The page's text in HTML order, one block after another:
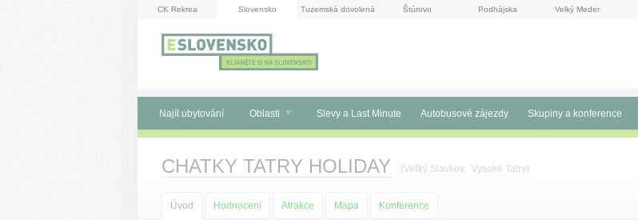
CK Rekrea Slovensko Tuzemská dovolená Štúrovo Podhájska Velký Meder
Najít ubytování Oblasti Slevy a Last Minute Autobusové zájezdy Skupiny a konference
CHATKY TATRY HOLIDAY (Veľký Slavkov, Vysoké Tatry)
Úvod Hodnocení Atrakce Mapa Konference